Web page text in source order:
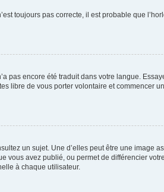
toujours pas correcte, il est probable que
pas encore été traduit dans votre langue.
libre de vous porter volontaire et commencer
un sujet. Une d’elles peut être une image
avez publié, ou permet de différencier
à chaque utilisateur.